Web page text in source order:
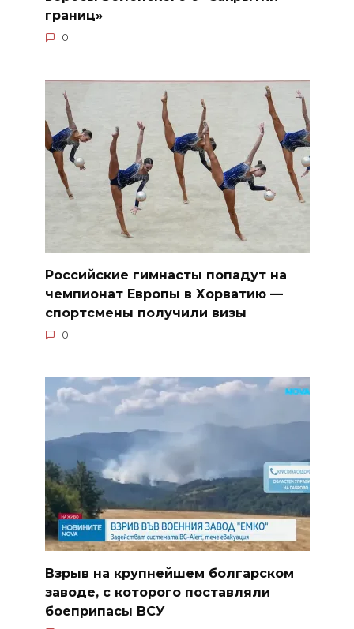
границ»
0
Российские гимнасты попадут на
чемпионат Европы в Хорватию —
спортсмены получили визы
0
Взрыв на крупнейшем болгарском
заводе, с которого поставляли
боеприпасы ВСУ